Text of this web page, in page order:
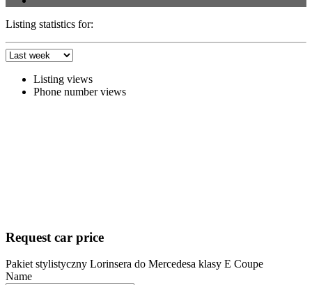
Listing statistics for:
Listing views
Phone number views
Request car price
Pakiet stylistyczny Lorinsera do Mercedesa klasy E Coupe
Name